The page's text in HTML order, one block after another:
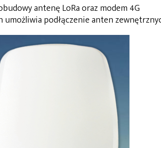
antenę LoRa oraz modem 4G
podłączenie anten